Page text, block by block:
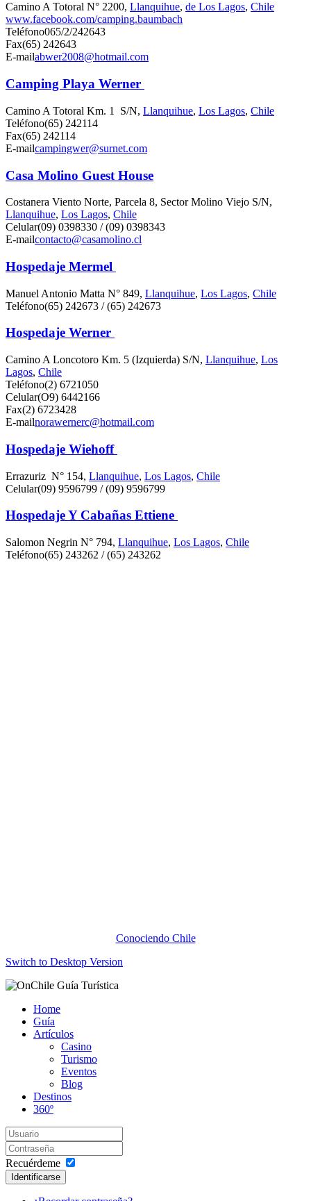
Camino A Totoral N° 2200, Llanquihue, de Los Lagos, Chile
www.facebook.com/camping.baumbach
Teléfono065/2/242643
Fax(65) 242643
E-mailabwer2008@hotmail.com
Camping Playa Werner
Camino A Totoral Km. 1 S/N, Llanquihue, Los Lagos, Chile
Teléfono(65) 242114
Fax(65) 242114
E-mailcampingwer@surnet.com
Casa Molino Guest House
Costanera Viento Norte, Parcela 8, Sector Molino Viejo S/N,
Llanquihue, Los Lagos, Chile
Celular(09) 0398330 / (09) 0398343
E-mailcontacto@casamolino.cl
Hospedaje Mermel
Manuel Antonio Matta N° 849, Llanquihue, Los Lagos, Chile
Teléfono(65) 242673 / (65) 242673
Hospedaje Werner
Camino A Loncotoro Km. 5 (Izquierda) S/N, Llanquihue, Los
Lagos, Chile
Teléfono(2) 6721050
Celular(O9) 6442166
Fax(2) 6723428
E-mailnorawernerc@hotmail.com
Hospedaje Wiehoff
Errazuriz N° 154, Llanquihue, Los Lagos, Chile
Celular(09) 9596799 / (09) 9596799
Hospedaje Y Cabañas Ettiene
Salomon Negrin N° 794, Llanquihue, Los Lagos, Chile
Teléfono(65) 243262 / (65) 243262
Conociendo Chile
Switch to Desktop Version
Home
Guía
Artículos
Casino
Turismo
Eventos
Blog
Destinos
360º
Recuérdeme
Identificarse